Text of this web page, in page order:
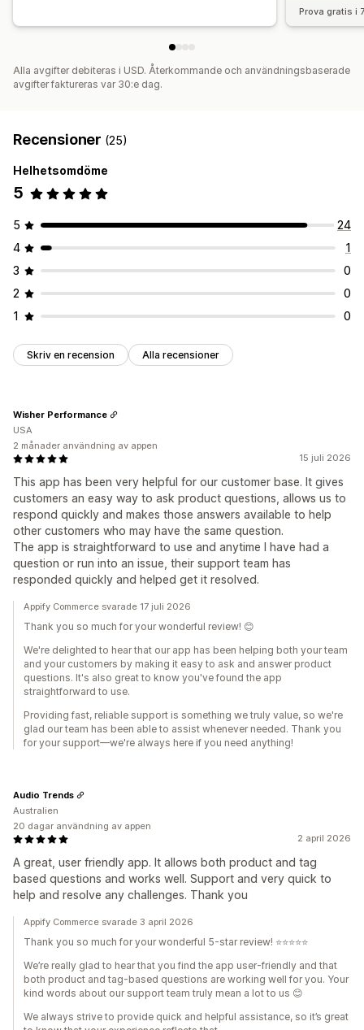
Prova gratis i
Alla avgifter debiteras i USD. Återkommande och användningsbaserade
avgifter faktureras var 30:e dag.
Recensioner (25)
Helhetsomdöme
5
5
24
4
1
3
0
2
0
1
0
Skriv en recension Alla recensioner
15 juli 2026
This app has been very helpful for our customer base. It gives
customers an easy way to ask product questions, allows us to
respond quickly and makes those answers available to help
other customers who may have the same question.
The app is straightforward to use and anytime I have had a
question or run into an issue, their support team has
responded quickly and helped get it resolved.
Wisher Performance
USA
2 månader användning av appen
Appify Commerce svarade 17 juli 2026
Thank you so much for your wonderful review! 😊
We're delighted to hear that our app has been helping both your team
and your customers by making it easy to ask and answer product
questions. It's also great to know you've found the app
straightforward to use.
Providing fast, reliable support is something we truly value, so we're
glad our team has been able to assist whenever needed. Thank you
for your support—we're always here if you need anything!
2 april 2026
A great, user friendly app. It allows both product and tag
based questions and works well. Support and very quick to
help and resolve any challenges. Thank you
Audio Trends
Australien
20 dagar användning av appen
Appify Commerce svarade 3 april 2026
Thank you so much for your wonderful 5-star review! ⭐⭐⭐⭐⭐
We’re really glad to hear that you find the app user-friendly and that
both product and tag-based questions are working well for you. Your
kind words about our support team truly mean a lot to us 😊
We always strive to provide quick and helpful assistance, so it’s great